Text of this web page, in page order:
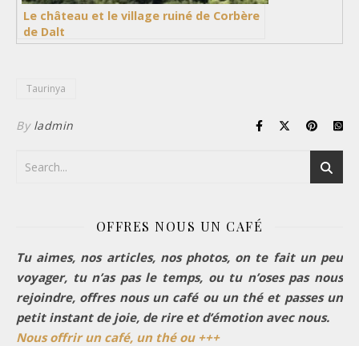
Le château et le village ruiné de Corbère
de Dalt
Taurinya
By ladmin
OFFRES NOUS UN CAFÉ
Tu aimes, nos articles, nos photos, on te fait un peu
voyager, tu n’as pas le temps, ou tu n’oses pas nous
rejoindre, offres nous un café ou un thé et passes un
petit instant de joie, de rire et d’émotion avec nous.
Nous offrir un café, un thé ou +++